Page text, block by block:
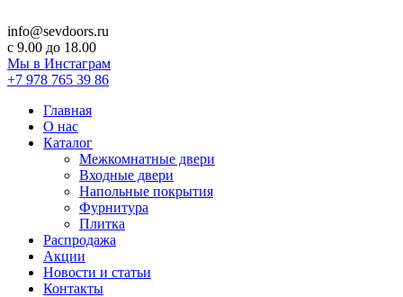
info@sevdoors.ru
c 9.00 до 18.00
Мы в Инстаграм
+7 978 765 39 86
Главная
О нас
Каталог
Межкомнатные двери
Входные двери
Напольные покрытия
Фурнитура
Плитка
Распродажа
Акции
Новости и статьи
Контакты